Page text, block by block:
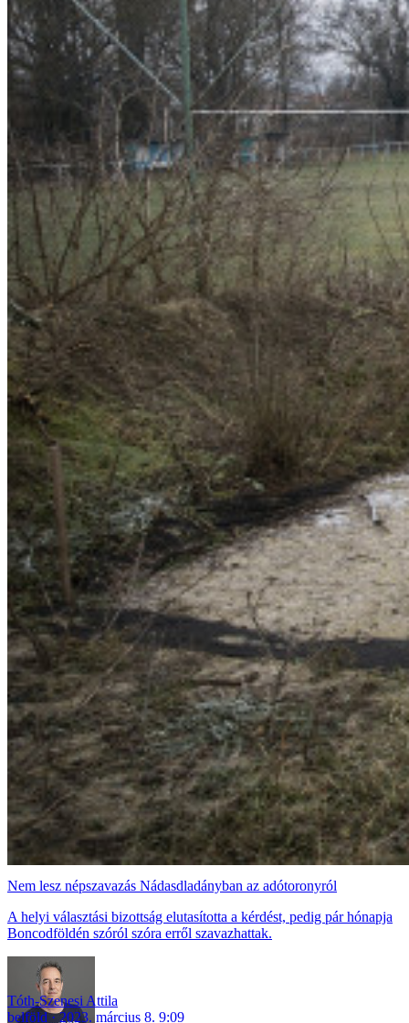
Nem lesz népszavazás Nádasdladányban az adótoronyról
A helyi választási bizottság elutasította a kérdést, pedig pár hónapja
Boncodföldén szóról szóra erről szavazhattak.
Tóth-Szenesi Attila
belföld
2023. március 8. 9:09